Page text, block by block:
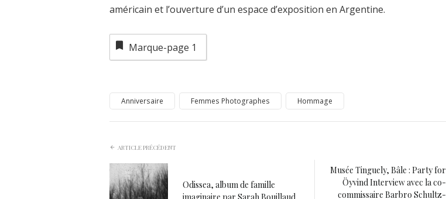
américain et l’ouverture d’un espace d’exposition en Argentine.
Marque-page 1
Anniversaire Femmes Photographes Hommage
ARTICLE PRÉCÉDENT
Odissea, album de famille
Musée Tinguely, Bâle : Party for
Öyvind Interview avec la co-
commissaire Barbro Schultz-